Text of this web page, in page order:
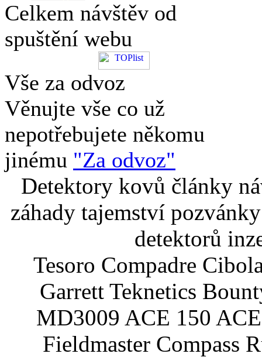
Celkem návštěv od
spuštění webu
Vše za odvoz
Věnujte vše co už
nepotřebujete někomu
jinému "Za odvoz"
Detektory kovů články
záhady tajemství
detektorů
Tesoro Compadre
Garrett Teknetics
MD3009 ACE 150
Fieldmaster Compass